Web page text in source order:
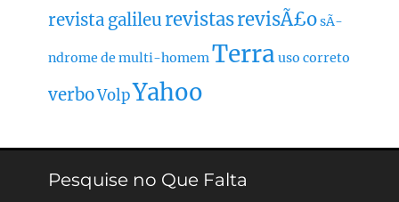
revista galileurevistasrevisÃ£osÃ­
ndrome de multi-homemTerra uso correto
verboVolpYahoo
Pesquise no Que Falta